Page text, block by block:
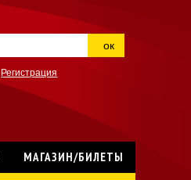
ок
Регистрация
МАГАЗИН/БИЛЕТЫ